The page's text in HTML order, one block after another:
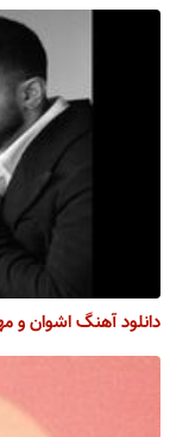
دانلود آهنگ اشوان و